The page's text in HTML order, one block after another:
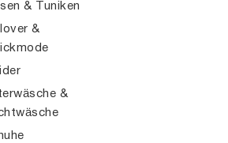
& Tuniken
&
&